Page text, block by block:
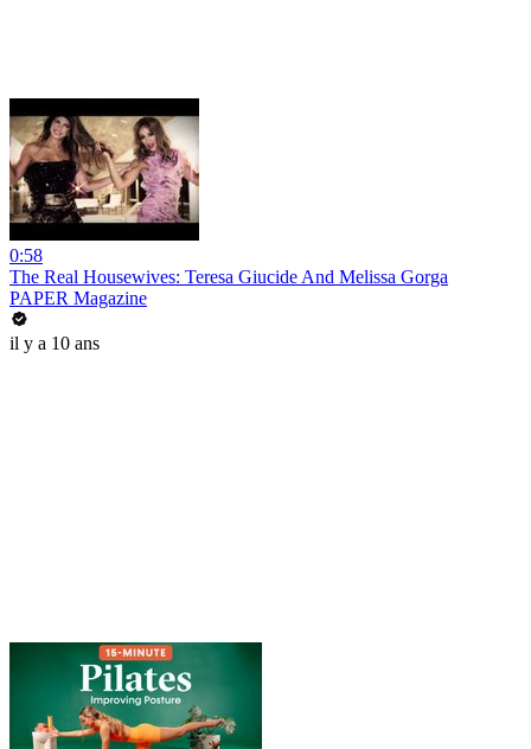
0:58
The Real Housewives: Teresa Giucide And Melissa Gorga
PAPER Magazine
il y a 10 ans